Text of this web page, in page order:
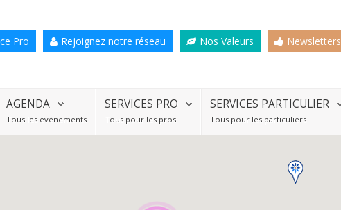
Pro Rejoignez notre réseau Nos Valeurs Newsletters
AGENDA
Tous les évènements
SERVICES PRO
Tous pour les pros
SERVICES PARTICULIER
Tous pour les particuliers